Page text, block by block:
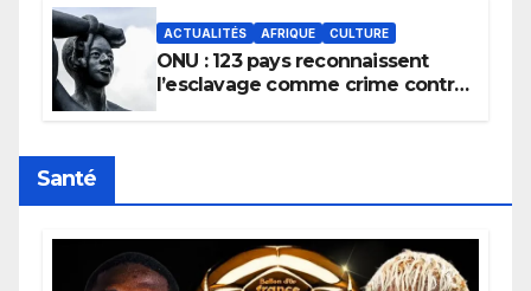
ACTUALITÉS AFRIQUE CULTURE
ONU : 123 pays reconnaissent
l’esclavage comme crime contre
Santé